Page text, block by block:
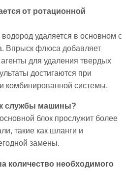
от ротационной
удаляется в основном с
Впрыск флюса добавляет
для удаления твердых
достигаются при
комбинированной системы.
службы машины?
блок прослужит более
такие как шланги и
замены.
количество необходимого